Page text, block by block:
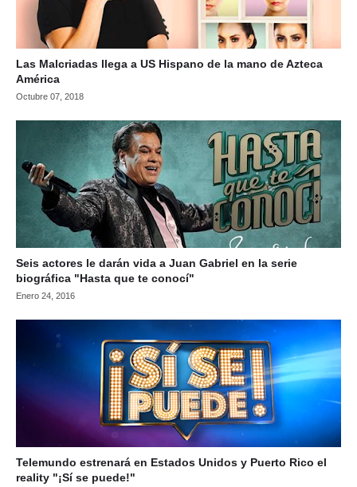
Las Malcriadas llega a US Hispano de la mano de Azteca
América
Octubre 07, 2018
Seis actores le darán vida a Juan Gabriel en la serie
biográfica "Hasta que te conocí"
Enero 24, 2016
Telemundo estrenará en Estados Unidos y Puerto Rico el
reality "¡Sí se puede!"